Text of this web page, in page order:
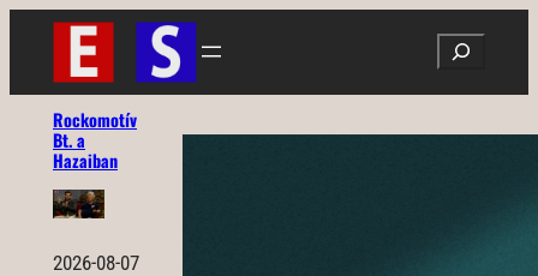
Ugrás
tartalomhoz
Search
Rockomotív
Bt. a
Hazaiban
2026-08-07